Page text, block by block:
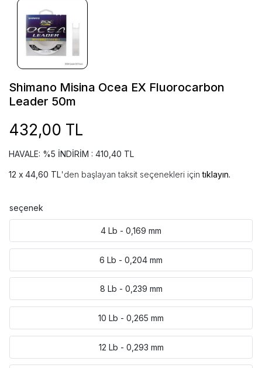
Shimano Misina Ocea EX Fluorocarbon
Leader 50m
432,00 TL
HAVALE: %5 İNDİRİM : 410,40 TL
44,60 TL'den başlayan taksit seçenekleri içintıklayın.
seçenek
4 Lb - 0,169 mm
6 Lb - 0,204 mm
8 Lb - 0,239 mm
10 Lb - 0,265 mm
12 Lb - 0,293 mm